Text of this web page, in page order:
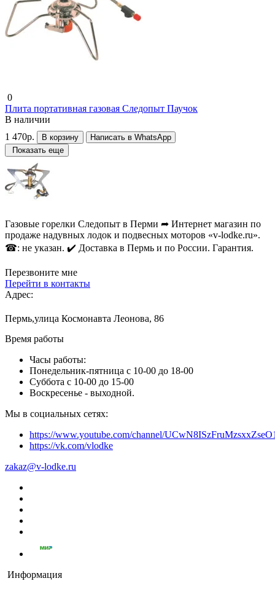
0
Плита портативная газовая Следопыт Паучок
В наличии
1 470р.
В корзину
Написать в WhatsApp
Показать еще
Газовые горелки Следопыт в Перми ➦ Интернет магазин по
продаже надувных лодок и подвесных моторов «v-lodke.ru».
☎: не указан. ✔️ Доставка в Пермь и по России. Гарантия.
Перезвоните мне
Перейти в контакты
Адрес:
Пермь,улица Космонавта Леонова, 86
Время работы
Часы работы:
Понедельник-пятница с 10-00 до 18-00
Суббота с 10-00 до 15-00
Воскресенье - выходной.
Мы в социальных сетях:
https://www.youtube.com/channel/
https://vk.com/vlodke
zakaz@v-lodke.ru
Информация